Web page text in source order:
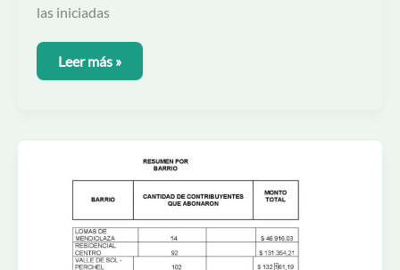
las iniciadas
Leer más »
sabía
Mendiolaza
sobre
gas